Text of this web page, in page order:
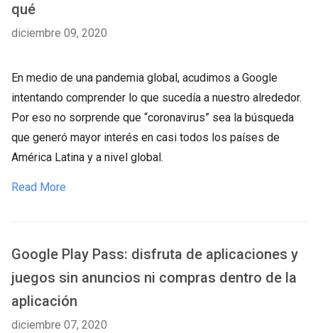
qué
diciembre 09, 2020
En medio de una pandemia global, acudimos a Google
intentando comprender lo que sucedía a nuestro alrededor.
Por eso no sorprende que “coronavirus” sea la búsqueda
que generó mayor interés en casi todos los países de
América Latina y a nivel global.
Read More
Google Play Pass: disfruta de aplicaciones y
juegos sin anuncios ni compras dentro de la
aplicación
diciembre 07, 2020